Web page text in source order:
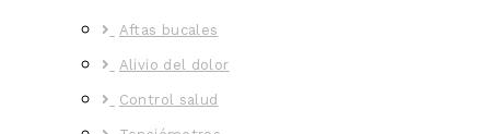
Aftas bucales
Alivio del dolor
Control salud